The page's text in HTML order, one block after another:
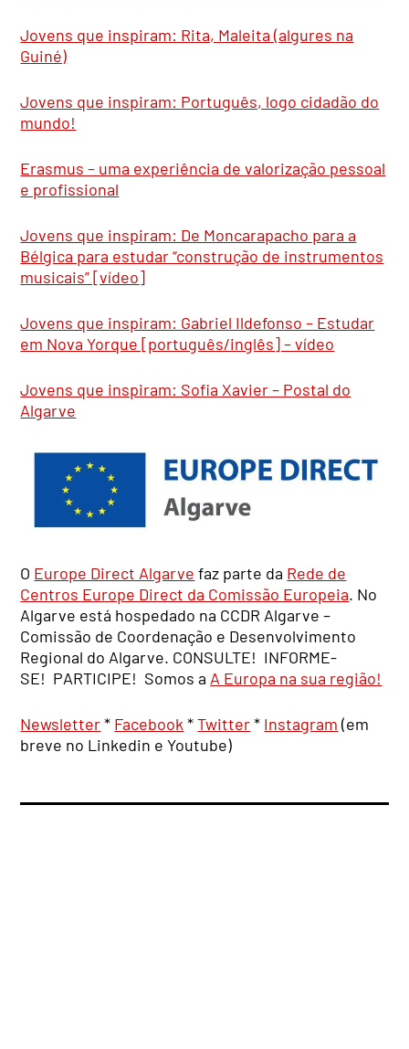
Jovens que inspiram: Rita, Maleita (algures na
Guiné)
Jovens que inspiram: Português, logo cidadão do
mundo!
Erasmus – uma experiência de valorização pessoal
e profissional
Jovens que inspiram: De Moncarapacho para a
Bélgica para estudar “construção de instrumentos
musicais” [vídeo]
Jovens que inspiram: Gabriel Ildefonso – Estudar
em Nova Yorque [português/inglês] – vídeo
Jovens que inspiram: Sofia Xavier – Postal do
Algarve
O Europe Direct Algarve faz parte da Rede de
Centros Europe Direct da Comissão Europeia. No
Algarve está hospedado na CCDR Algarve –
Comissão de Coordenação e Desenvolvimento
Regional do Algarve. CONSULTE! INFORME-
SE! PARTICIPE! Somos a A Europa na sua região!
Newsletter* Facebook *Twitter* Instagram (em
breve no Linkedin e Youtube)